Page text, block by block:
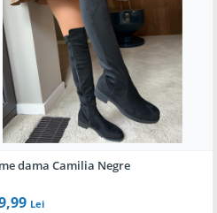
dama Camilia Negre
Lei